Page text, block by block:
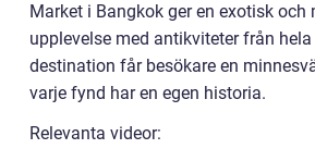
Market i Bangkok ger en exotisk och
upplevelse med antikviteter från
destination får besökare en
varje fynd har en egen historia.
Relevanta videor: